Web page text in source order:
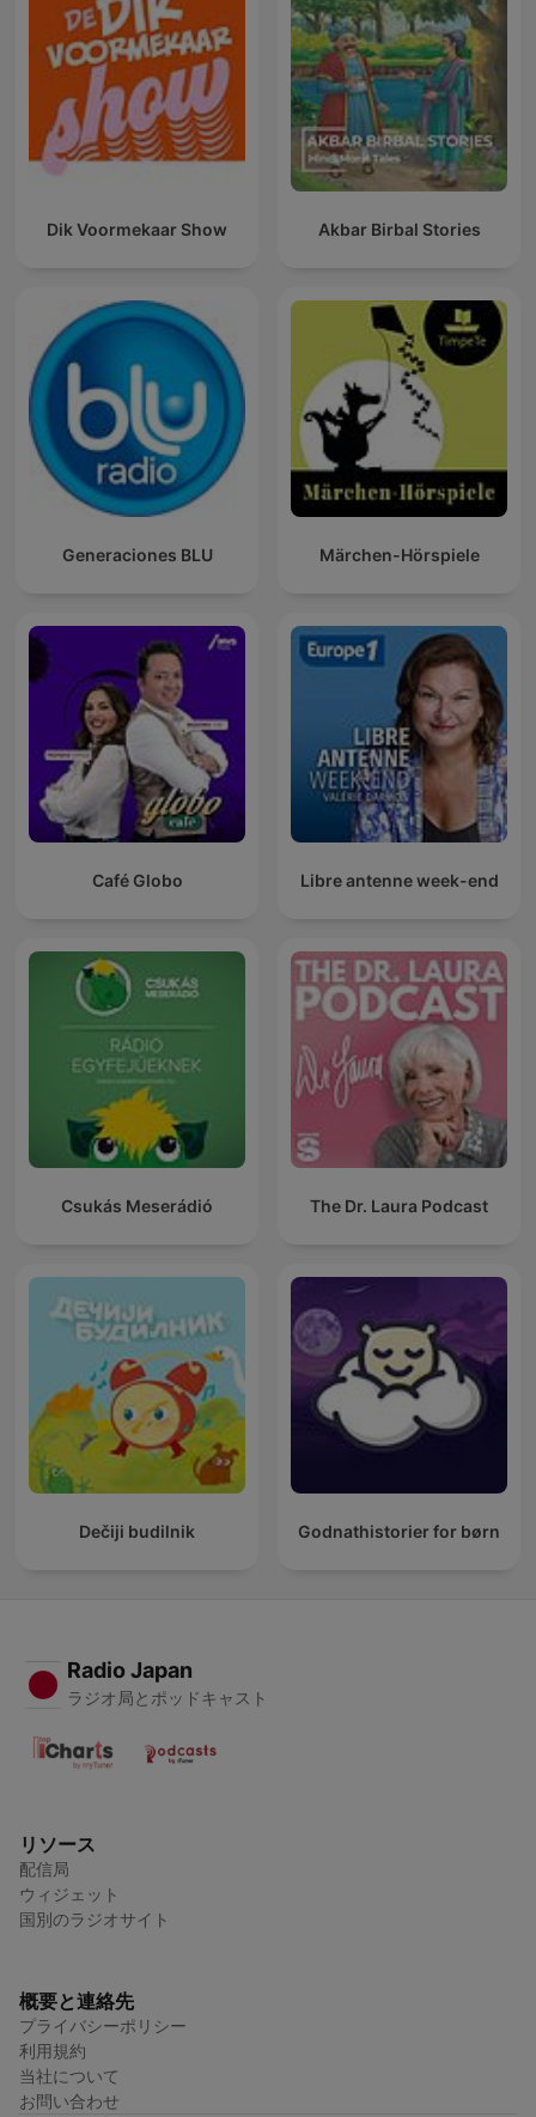
Dik Voormekaar Show Akbar Birbal Stories
Generaciones BLU Märchen-Hörspiele
Café Globo Libre antenne week-end
Csukás Meserádió The Dr. Laura Podcast
Dečiji budilnik Godnathistorier for børn
Radio Japan
ラジオ局とポッドキャスト
リソース
配信局
ウィジェット
国別のラジオサイト
概要と連絡先
プライバシーポリシー
利用規約
当社について
お問い合わせ